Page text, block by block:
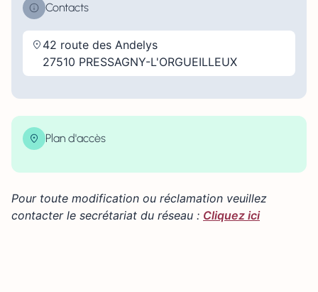
Contacts
42 route des Andelys
27510 PRESSAGNY-L'ORGUEILLEUX
Plan d'accès
×
−
Pour toute modification ou réclamation veuillez
contacter le secrétariat du réseau : Cliquez ici